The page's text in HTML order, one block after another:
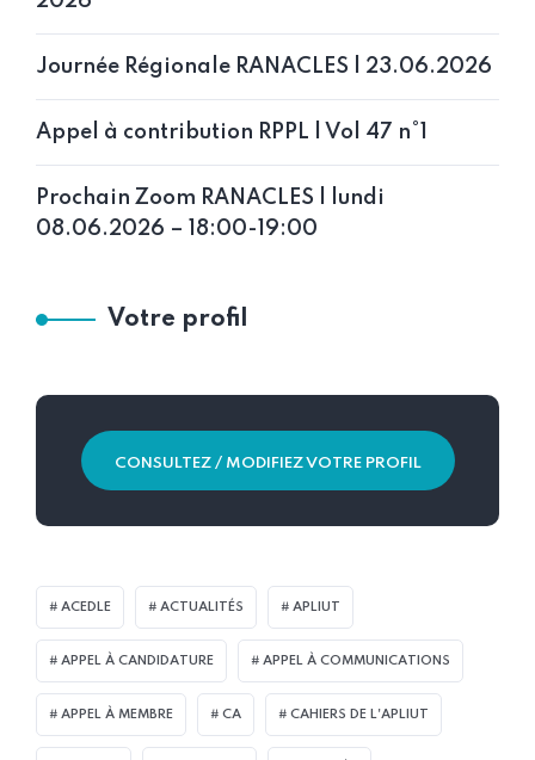
Journée Régionale RANACLES | 23.06.2026
Appel à contribution RPPL | Vol 47 n°1
Prochain Zoom RANACLES | lundi
08.06.2026 – 18:00-19:00
Votre profil
CONSULTEZ / MODIFIEZ VOTRE PROFIL
ACEDLE ACTUALITÉS APLIUT
APPEL À CANDIDATURE APPEL À COMMUNICATIONS
APPEL À MEMBRE CA CAHIERS DE L'APLIUT